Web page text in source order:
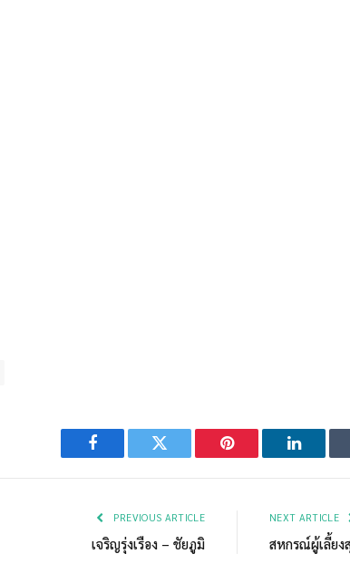
Facebook Twitter Pinterest
PREVIOUS ARTICLE
เจริญรุ่งเรือง – ชัยภูมิ
NEXT ARTICLE
สหกรณ์ผู้เลี้ยง